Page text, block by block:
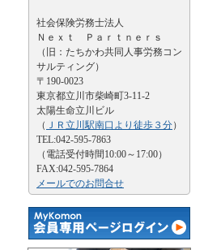
社会保険労務士法人
Ｎｅｘｔ Ｐａｒｔｎｅｒｓ
（旧：たちかわ共同人事労務コン
サルティング）
〒190-0023
東京都立川市柴崎町3-11-2
太陽生命立川ビル
（ ＪＲ立川駅南口より徒歩３分）
TEL:042-595-7863
（電話受付時間10:00～17:00）
FAX:042-595-7864
メールでのお問合せ